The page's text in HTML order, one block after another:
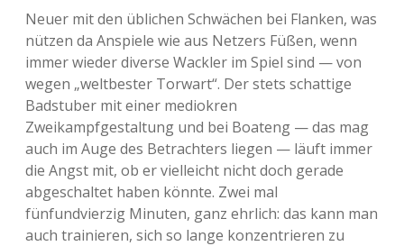
Neuer mit den üblichen Schwächen bei Flanken, was
nützen da Anspiele wie aus Netzers Füßen, wenn
immer wieder diverse Wackler im Spiel sind — von
wegen „weltbester Torwart“. Der stets schattige
Badstuber mit einer mediokren
Zweikampfgestaltung und bei Boateng — das mag
auch im Auge des Betrachters liegen — läuft immer
die Angst mit, ob er vielleicht nicht doch gerade
abgeschaltet haben könnte. Zwei mal
fünfundvierzig Minuten, ganz ehrlich: das kann man
auch trainieren, sich so lange konzentrieren zu